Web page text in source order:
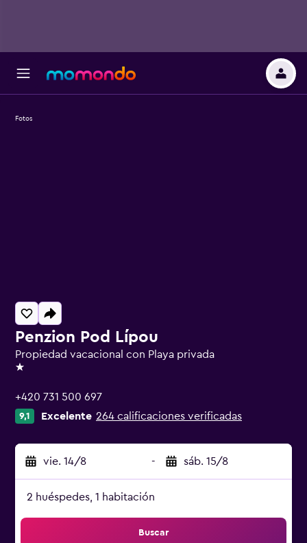
Penzion Pod Lípou
Propiedad vacacional con Playa privada
1 estrella
+420 731 500 697
9,1 Excelente 264 calificaciones verificadas
vie. 14/8 - sáb. 15/8
2 huéspedes, 1 habitación
Buscar
Fotos